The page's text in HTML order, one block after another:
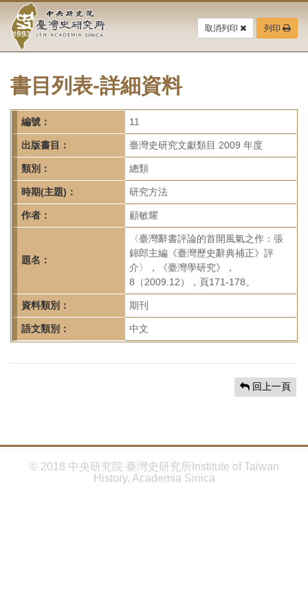
要
中
央
研
究
院-
臺
灣
史
研
究
首
頁
取消列印 列印
書目列表-詳細資料
編號： 11
出版書目： 臺灣史研究文獻類目 2009 年度
類別： 總類
時期(主題)： 研究方法
作者： 顧敏耀
題名：
〈臺灣辭書評論的首開風氣之作：張
錦郎主編《臺灣歷史辭典補正》評
介〉，《臺灣學研究》，
8（2009.12），頁171-178。
資料類別： 期刊
語文類別： 中文
回上一頁
© 2018 中央研究院 臺灣史研究所Institute of Taiwan
History, Academia Sinica